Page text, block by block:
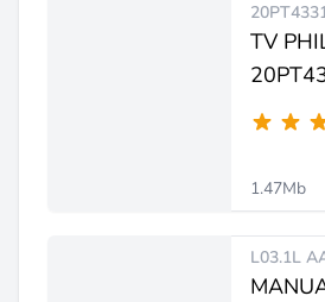
TV
1.47Mb
L03.1L